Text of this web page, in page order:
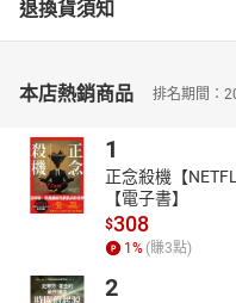
關聯的記憶點跟法條多整合
及施行細則，並有重點註記
習，各章節份量安排上便特
即檢視自己理解的狀況。
最後就是收錄近年考題和解
當年解題依據的法規已修正
答，讓你在複習上不會產生
退換貨須知
本店熱銷商品 排名期間：
1
正念殺機【
【電子書】
$308
1 % (賺3點)
2